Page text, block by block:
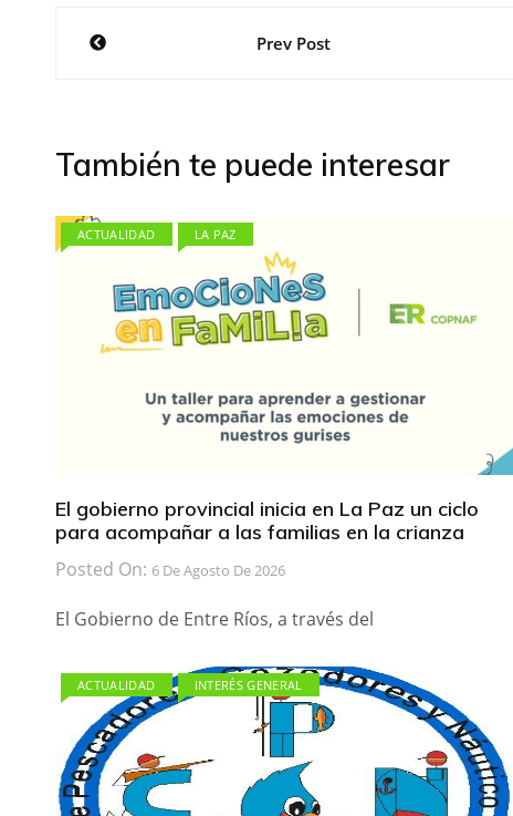
NavegaciónPrev Post
También te puede interesar
ACTUALIDAD LA PAZ
El gobierno provincial inicia en La Paz un ciclo
para acompañar a las familias en la crianza
Posted On: 6 De Agosto De 2026
El Gobierno de Entre Ríos, a través del
ACTUALIDAD INTERÉS GENERAL